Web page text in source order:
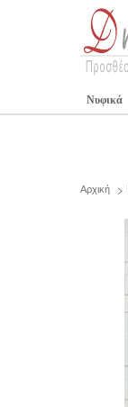
Νυφικά
Αρχική